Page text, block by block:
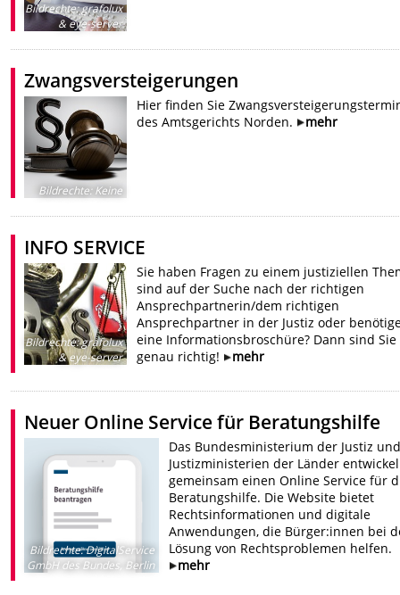
Bildrechte:grafolux
& eye-server
Zwangsversteigerungen
Bildrechte:Keine
Hier finden Sie
des Amtsgerichts Norden.
mehr
INFO SERVICE
Bildrechte:grafolux
& eye-server
Sie haben Fragen zu einem justiziellen
sind auf der Suche nach der richtigen
Ansprechpartnerin/dem richtigen
Ansprechpartner in der Justiz oder
eine Informationsbroschüre? Dann sind
genau richtig!
mehr
Neuer Online Service für Beratungshilfe
Bildrechte:DigitalService
GmbH des Bundes, Berlin
Das Bundesministerium der Justiz
Justizministerien der Länder
gemeinsam einen Online Service für
Beratungshilfe. Die Website bietet
Rechtsinformationen und digitale
Anwendungen, die Bürger:innen bei
Lösung von Rechtsproblemen helfen.
mehr